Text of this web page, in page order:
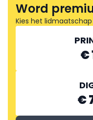
Word
Kies het
€
€